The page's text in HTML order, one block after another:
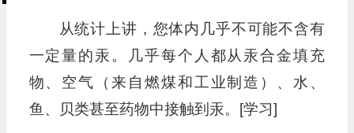
从统计上讲，您体内几乎不可能不含有
一定量的汞。几乎每个人都从汞合金填充
物、空气（来自燃煤和工业制造）、水、
鱼、贝类甚至药物中接触到汞。[学习]